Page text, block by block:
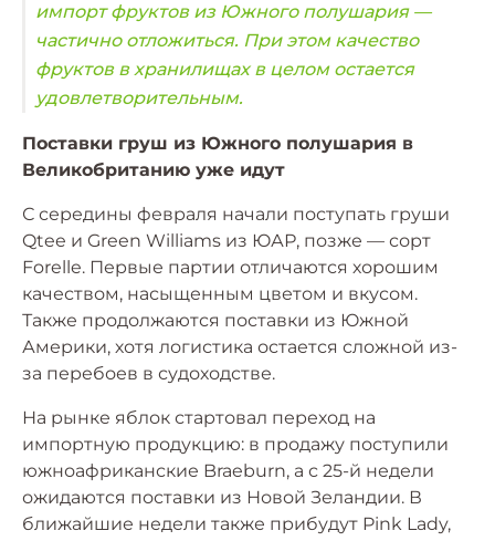
импорт фруктов из Южного полушария —
частично отложиться. При этом качество
фруктов в хранилищах в целом остается
удовлетворительным.
Поставки груш из Южного полушария в
Великобританию уже идут
С середины февраля начали поступать груши
Qtee и Green Williams из ЮАР, позже — сорт
Forelle. Первые партии отличаются хорошим
качеством, насыщенным цветом и вкусом.
Также продолжаются поставки из Южной
Америки, хотя логистика остается сложной из-
за перебоев в судоходстве.
На рынке яблок стартовал переход на
импортную продукцию: в продажу поступили
южноафриканские Braeburn, а с 25-й недели
ожидаются поставки из Новой Зеландии. В
ближайшие недели также прибудут Pink Lady,